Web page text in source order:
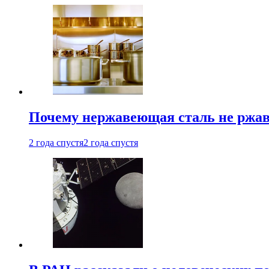
Почему нержавеющая сталь не
2 года спустя2 года спустя